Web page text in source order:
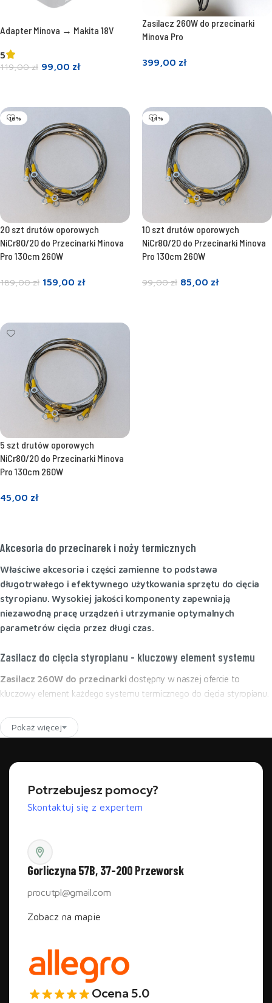
Adapter Minova → Makita 18V
5
119,00zł 99,00 zł
Zasilacz 260W do przecinarki
Minova Pro
399,00 zł
-16%
20 szt drutów oporowych
NiCr80/20 do Przecinarki Minova
Pro 130cm 260W
189,00zł 159,00 zł
-14%
10 szt drutów oporowych
NiCr80/20 do Przecinarki Minova
Pro 130cm 260W
99,00zł 85,00 zł
5 szt drutów oporowych
NiCr80/20 do Przecinarki Minova
Pro 130cm 260W
45,00 zł
Akcesoria do przecinarek i noży termicznych
Właściwe akcesoria i części zamienne to podstawa
długotrwałego i efektywnego użytkowania sprzętu do cięcia
styropianu. Wysokiej jakości komponenty zapewniają
niezawodną pracę urządzeń i utrzymanie optymalnych
parametrów cięcia przez długi czas.
Zasilacz do cięcia styropianu - kluczowy element systemu
Zasilacz 260W do przecinarki dostępny w naszej ofercie to
kluczowy element każdego systemu termicznego do cięcia styropianu.
równomierne nagrzewanie drutu i bezpieczną eksploatację urządzenia.
Wydajny,chłodzony powietrzem zasilaczgwarantuje stabilną
Zasilacz musi być dostosowany do mocy przecinarki - sprawdź
wymagania urządzenia i wybierz model o odpowiedniej mocy i
Drut oporowy do przecinarek
Drut oporowy 130cm 260W zapewnia szybkie i bezpieczne
zastosowania przy odpowiednim wykorzystaniu. Izolacja drutu
prawidłowego funkcjonowania urządzenia. Właściwe zabezpieczenia
Części do maszyny do cięcia styropianu - wymiana i
Pokaż więcej
Potrzebujesz pomocy?
Skontaktuj się z expertem
Gorliczyna 57B, 37-200 Przeworsk
procutpl@gmail.com
Zobacz na mapie
Ocena 5.0